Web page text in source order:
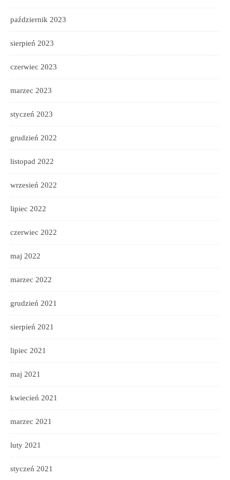
październik 2023
sierpień 2023
czerwiec 2023
marzec 2023
styczeń 2023
grudzień 2022
listopad 2022
wrzesień 2022
lipiec 2022
czerwiec 2022
maj 2022
marzec 2022
grudzień 2021
sierpień 2021
lipiec 2021
maj 2021
kwiecień 2021
marzec 2021
luty 2021
styczeń 2021